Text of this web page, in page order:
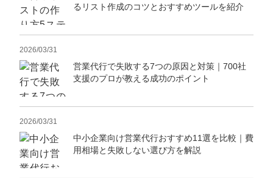
るリスト作成のコツとおすすめツールを紹介
2026/03/31
営業代行で失敗する7つの原因と対策｜700社
支援のプロが教える成功のポイント
2026/03/31
中小企業向け営業代行おすすめ11選を比較｜費
用相場と失敗しない選び方を解説